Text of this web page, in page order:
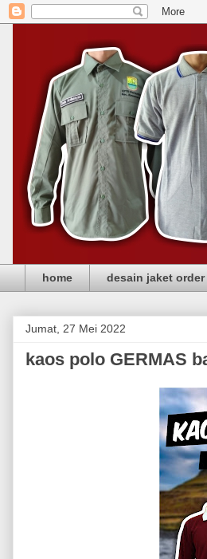
home desain jaket order
Jumat, 27 Mei 2022
kaos polo GERMAS